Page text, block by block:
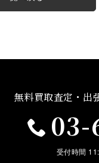
無料買取査定・出
03-
受付時間